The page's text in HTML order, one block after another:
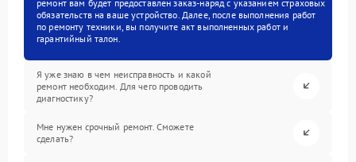
ремонт вам будет предоставлен заказ-наряд с указанием страховых
обязательств на ваше устройство. Далее, после выполнения работ
по ремонту техники, вы получите акт выполненных работ и
гарантийный талон.
Я уже знаю в чем неисправность и какой
ремонт необходим. Для чего проводить
диагностику?
Мне нужен срочный ремонт. Сможете
сделать?